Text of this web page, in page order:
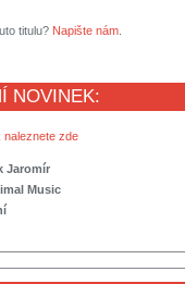
titulu? Napište nám
NOVINEK:
naleznete zde
Jaromír
Music